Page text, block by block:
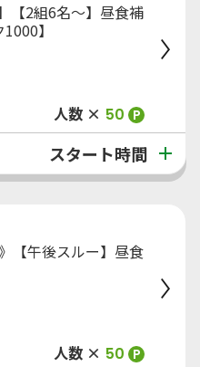
【2組6名～】昼食補
】
人数 × 50 P
スタート時間
【午後スルー】昼食
人数 × 50 P